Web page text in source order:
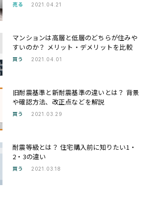
売る 2021.04.21
マンションは高層と低層のどちらが住みや
すいのか？ メリット・デメリットを比較
買う 2021.04.01
旧耐震基準と新耐震基準の違いとは？ 背景
や確認方法、改正点などを解説
買う 2021.03.29
耐震等級とは？ 住宅購入前に知りたい1・
2・3の違い
買う 2021.03.18